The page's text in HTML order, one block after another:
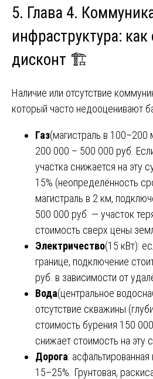
5. Глава 4.
инфраструктура:
дисконт 🏗️
Наличие или отсутствие
который часто недооценивают
Газ(магистраль в 100–200
200 000 – 500 000 руб.
участка снижается на эту
15% (неопределённость
магистраль в 2 км,
500 000 руб. — участок
стоимость сверх цены
Электричество(15 кВт):
границе, подключение
руб. в зависимости от
Вода(центральное
отсутствие скважины
стоимость бурения 150
снижает стоимость на эту
Дорога:
15–25%. Грунтовая,